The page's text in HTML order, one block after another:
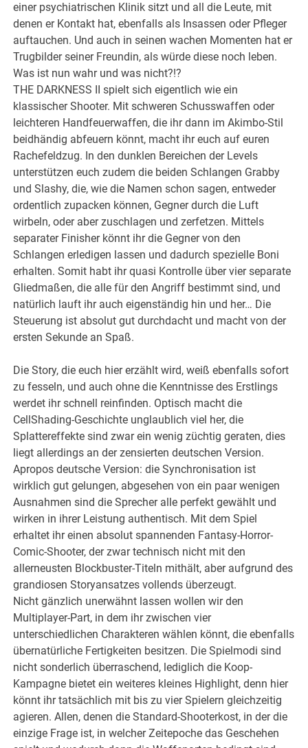
einer psychiatrischen Klinik sitzt und all die Leute, mit
denen er Kontakt hat, ebenfalls als Insassen oder Pfleger
auftauchen. Und auch in seinen wachen Momenten hat er
Trugbilder seiner Freundin, als würde diese noch leben.
Was ist nun wahr und was nicht?!?
THE DARKNESS II spielt sich eigentlich wie ein
klassischer Shooter. Mit schweren Schusswaffen oder
leichteren Handfeuerwaffen, die ihr dann im Akimbo-Stil
beidhändig abfeuern könnt, macht ihr euch auf euren
Rachefeldzug. In den dunklen Bereichen der Levels
unterstützen euch zudem die beiden Schlangen Grabby
und Slashy, die, wie die Namen schon sagen, entweder
ordentlich zupacken können, Gegner durch die Luft
wirbeln, oder aber zuschlagen und zerfetzen. Mittels
separater Finisher könnt ihr die Gegner von den
Schlangen erledigen lassen und dadurch spezielle Boni
erhalten. Somit habt ihr quasi Kontrolle über vier separate
Gliedmaßen, die alle für den Angriff bestimmt sind, und
natürlich lauft ihr auch eigenständig hin und her… Die
Steuerung ist absolut gut durchdacht und macht von der
ersten Sekunde an Spaß.
Die Story, die euch hier erzählt wird, weiß ebenfalls sofort
zu fesseln, und auch ohne die Kenntnisse des Erstlings
werdet ihr schnell reinfinden. Optisch macht die
CellShading-Geschichte unglaublich viel her, die
Splattereffekte sind zwar ein wenig züchtig geraten, dies
liegt allerdings an der zensierten deutschen Version.
Apropos deutsche Version: die Synchronisation ist
wirklich gut gelungen, abgesehen von ein paar wenigen
Ausnahmen sind die Sprecher alle perfekt gewählt und
wirken in ihrer Leistung authentisch. Mit dem Spiel
erhaltet ihr einen absolut spannenden Fantasy-Horror-
Comic-Shooter, der zwar technisch nicht mit den
allerneusten Blockbuster-Titeln mithält, aber aufgrund des
grandiosen Storyansatzes vollends überzeugt.
Nicht gänzlich unerwähnt lassen wollen wir den
Multiplayer-Part, in dem ihr zwischen vier
unterschiedlichen Charakteren wählen könnt, die ebenfalls
übernatürliche Fertigkeiten besitzen. Die Spielmodi sind
nicht sonderlich überraschend, lediglich die Koop-
Kampagne bietet ein weiteres kleines Highlight, denn hier
könnt ihr tatsächlich mit bis zu vier Spielern gleichzeitig
agieren. Allen, denen die Standard-Shooterkost, in der die
einzige Frage ist, in welcher Zeitepoche das Geschehen